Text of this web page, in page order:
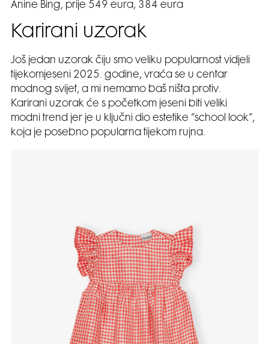
Anine Bing, prije 549 eura, 384 eura
Karirani uzorak
Još jedan uzorak čiju smo veliku popularnost vidjeli
tijekomjeseni 2025. godine, vraća se u centar
modnog svijet, a mi nemamo baš ništa protiv.
Karirani uzorak će s početkom jeseni biti veliki
modni trend jer je u ključni dio estetike “school look”,
koja je posebno popularna tijekom rujna.